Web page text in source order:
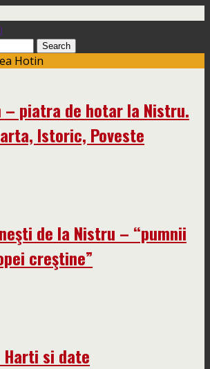
Hotin
– piatra de hotar la Nistru.
Istoric, Poveste
de la Nistru – “pumnii
creştine”
si date